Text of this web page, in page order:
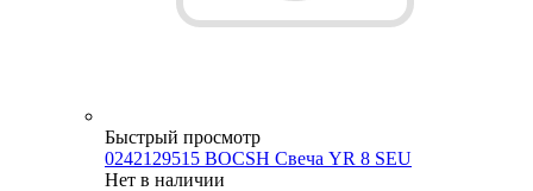
Быстрый просмотр
0242129515 BOCSH Свеча YR 8 SEU
Нет в наличии